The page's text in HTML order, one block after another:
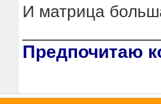
И матрица
Предпочитаю